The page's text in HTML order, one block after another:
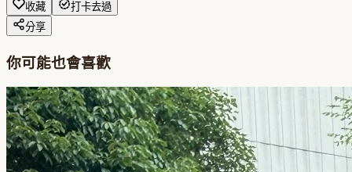
收藏
打卡去過
分享
你可能也會喜歡